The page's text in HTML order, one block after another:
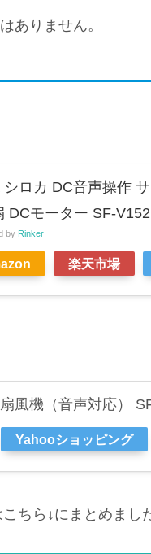
ありません。
シロカ DC音声操作
DCモーター SF-V152
by Rinker
楽天市場
風機（音声対応）
Yahooショッピング
ちら↓にまとめまし